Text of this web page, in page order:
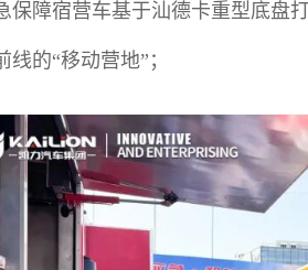
保障宿营车基于汕德卡重型底盘
的“移动营地”；